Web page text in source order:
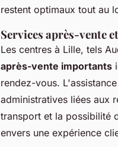
restent optimaux tout au
Services après-vente
Les centres à Lille, tels
après-vente importants
rendez-vous.
administratives liées aux
transport et la possibilité
envers une expérience